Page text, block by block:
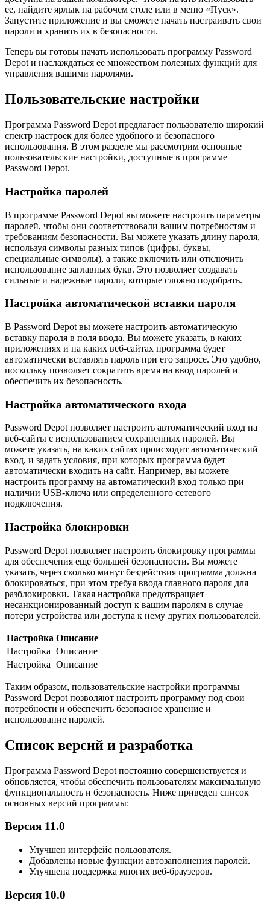
ее, найдите ярлык на рабочем столе или в меню «Пуск».
Запустите приложение и вы сможете начать настраивать свои
пароли и хранить их в безопасности.
Теперь вы готовы начать использовать программу Password
Depot и наслаждаться ее множеством полезных функций для
управления вашими паролями.
Пользовательские настройки
Программа Password Depot предлагает пользователю широкий
спектр настроек для более удобного и безопасного
использования. В этом разделе мы рассмотрим основные
пользовательские настройки, доступные в программе
Password Depot.
Настройка паролей
В программе Password Depot вы можете настроить параметры
паролей, чтобы они соответствовали вашим потребностям и
требованиям безопасности. Вы можете указать длину пароля,
используя символы разных типов (цифры, буквы,
специальные символы), а также включить или отключить
использование заглавных букв. Это позволяет создавать
сильные и надежные пароли, которые сложно подобрать.
Настройка автоматической вставки пароля
В Password Depot вы можете настроить автоматическую
вставку пароля в поля ввода. Вы можете указать, в каких
приложениях и на каких веб-сайтах программа будет
автоматически вставлять пароль при его запросе. Это удобно,
поскольку позволяет сократить время на ввод паролей и
обеспечить их безопасность.
Настройка автоматического входа
Password Depot позволяет настроить автоматический вход на
веб-сайты с использованием сохраненных паролей. Вы
можете указать, на каких сайтах происходит автоматический
вход, и задать условия, при которых программа будет
автоматически входить на сайт. Например, вы можете
настроить программу на автоматический вход только при
наличии USB-ключа или определенного сетевого
подключения.
Настройка блокировки
Password Depot позволяет настроить блокировку программы
для обеспечения еще большей безопасности. Вы можете
указать, через сколько минут бездействия программа должна
блокироваться, при этом требуя ввода главного пароля для
разблокировки. Такая настройка предотвращает
несанкционированный доступ к вашим паролям в случае
потери устройства или доступа к нему других пользователей.
Настройка Описание
Настройка Описание
Настройка Описание
Таким образом, пользовательские настройки программы
Password Depot позволяют настроить программу под свои
потребности и обеспечить безопасное хранение и
использование паролей.
Список версий и разработка
Программа Password Depot постоянно совершенствуется и
обновляется, чтобы обеспечить пользователям максимальную
функциональность и безопасность. Ниже приведен список
основных версий программы:
Версия 11.0
Улучшен интерфейс пользователя.
Добавлены новые функции автозаполнения паролей.
Улучшена поддержка многих веб-браузеров.
Версия 10.0